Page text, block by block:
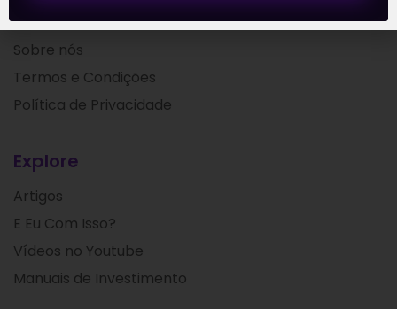
A Levante
Sobre nós
Termos e Condições
Política de Privacidade
Explore
Artigos
E Eu Com Isso?
Vídeos no Youtube
Manuais de Investimento